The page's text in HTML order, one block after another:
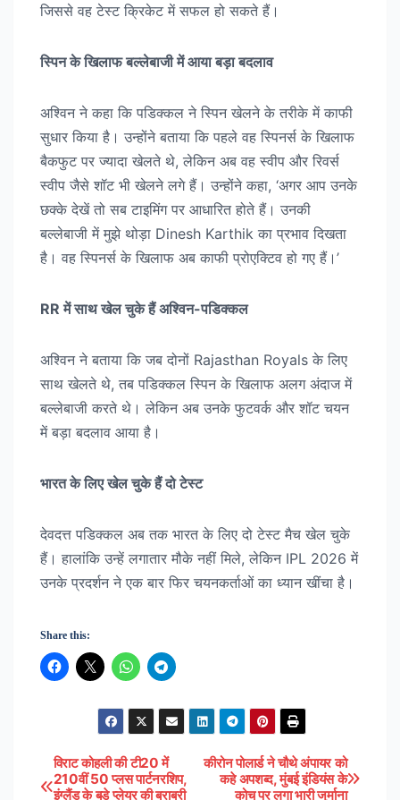
जिससे वह टेस्ट क्रिकेट में सफल हो सकते हैं।
स्पिन के खिलाफ बल्लेबाजी में आया बड़ा बदलाव
अश्विन ने कहा कि पडिक्कल ने स्पिन खेलने के तरीके में काफी
सुधार किया है। उन्होंने बताया कि पहले वह स्पिनर्स के खिलाफ
बैकफुट पर ज्यादा खेलते थे, लेकिन अब वह स्वीप और रिवर्स
स्वीप जैसे शॉट भी खेलने लगे हैं। उन्होंने कहा, ‘अगर आप उनके
छक्के देखें तो सब टाइमिंग पर आधारित होते हैं। उनकी
बल्लेबाजी में मुझे थोड़ा Dinesh Karthik का प्रभाव दिखता
है। वह स्पिनर्स के खिलाफ अब काफी प्रोएक्टिव हो गए हैं।’
RR में साथ खेल चुके हैं अश्विन-पडिक्कल
अश्विन ने बताया कि जब दोनों Rajasthan Royals के लिए
साथ खेलते थे, तब पडिक्कल स्पिन के खिलाफ अलग अंदाज में
बल्लेबाजी करते थे। लेकिन अब उनके फुटवर्क और शॉट चयन
में बड़ा बदलाव आया है।
भारत के लिए खेल चुके हैं दो टेस्ट
देवदत्त पडिक्कल अब तक भारत के लिए दो टेस्ट मैच खेल चुके
हैं। हालांकि उन्हें लगातार मौके नहीं मिले, लेकिन IPL 2026 में
उनके प्रदर्शन ने एक बार फिर चयनकर्ताओं का ध्यान खींचा है।
Share this:
Post
कीरोन पोलार्ड ने चौथे अंपायर को
कहे अपशब्द, मुंबई इंडियंस के
कोच पर लगा भारी जुर्माना
विराट कोहली की टी20 में
210वीं 50 प्लस पार्टनरशिप,
इंग्लैंड के बड़े प्लेयर की बराबरी